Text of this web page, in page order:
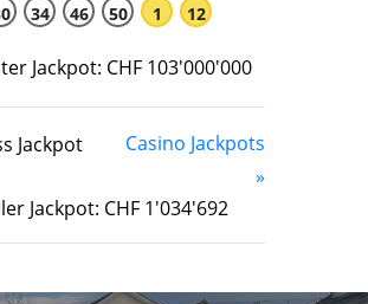
34 46 50 1 12
Jackpot: CHF 103'000'000
Casino Jackpots
»
Jackpot: CHF 1'034'692